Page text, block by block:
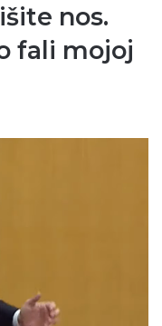
nos.
fali mojoj